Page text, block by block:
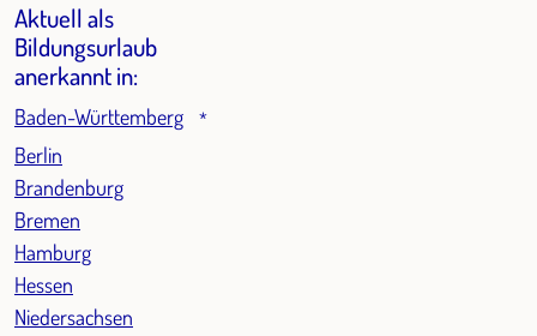
Aktuell als
Bildungsurlaub
anerkannt in:
Baden-Württemberg *
Berlin
Brandenburg
Bremen
Hamburg
Hessen
Niedersachsen